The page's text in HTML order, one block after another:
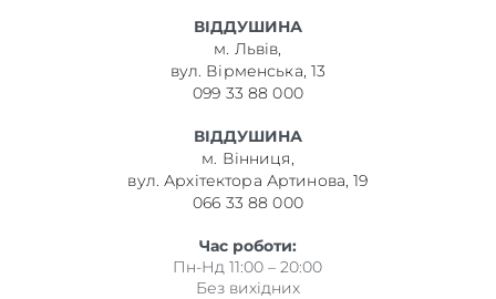
ВІДДУШИНА
м. Львів,
вул. Вірменська, 13
099 33 88 000
ВІДДУШИНА
м. Вінниця,
вул. Архітектора Артинова, 19
066 33 88 000
Час роботи:
Пн-Нд 11:00 – 20:00
Без вихідних